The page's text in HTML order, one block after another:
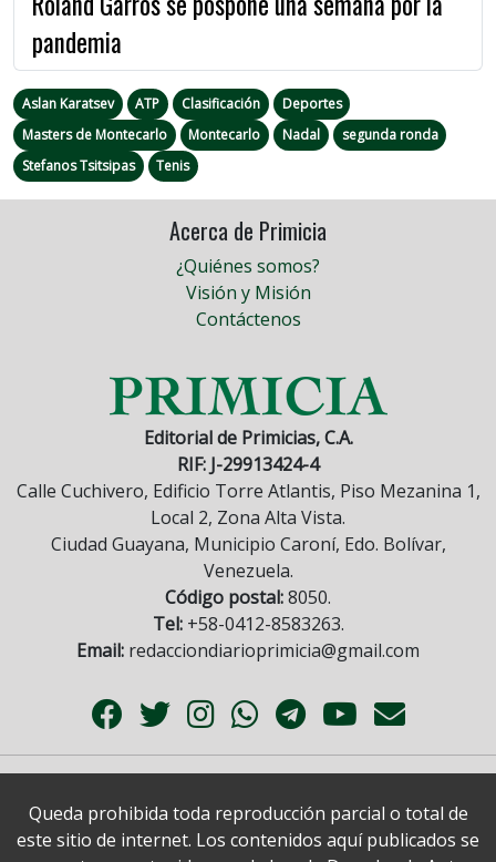
pandemia
Aslan Karatsev ATP Clasificación
Deportes
Masters de Montecarlo
Montecarlo Nadal
segunda ronda
Stefanos Tsitsipas
Tenis
Acerca de Primicia
¿Quiénes somos?
Visión y Misión
Contáctenos
Editorial de Primicias, C.A.
RIF: J-29913424-4
Calle Cuchivero, Edificio Torre Atlantis, Piso Mezanina 1,
Local 2, Zona Alta Vista.
Ciudad Guayana, Municipio Caroní, Edo. Bolívar,
Venezuela.
Código postal:8050.
Tel:+58-0412-8583263.
Email: redacciondiarioprimicia@gmail.com
Queda prohibida toda reproducción parcial o total de
este sitio de internet. Los contenidos aquí publicados se